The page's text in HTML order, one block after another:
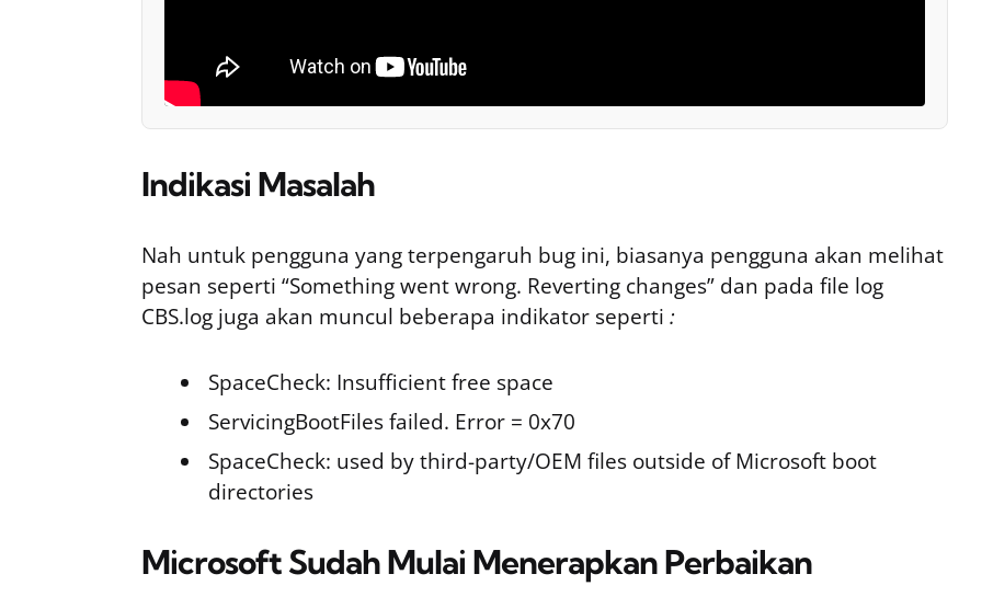
Indikasi Masalah
Nah untuk pengguna yang terpengaruh bug ini, biasanya pengguna akan melihat
pesan seperti “Something went wrong. Reverting changes” dan pada file log
CBS.log juga akan muncul beberapa indikator seperti :
SpaceCheck: Insufficient free space
ServicingBootFiles failed. Error = 0x70
SpaceCheck: used by third-party/OEM files outside of Microsoft boot
directories
Microsoft Sudah Mulai Menerapkan Perbaikan